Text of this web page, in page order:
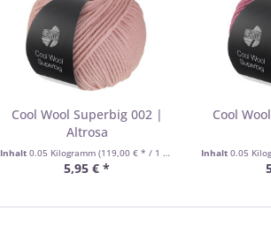
Cool Wool Superbig 002 |
Altrosa
Inhalt 0.05 Kilogramm (119,00 € * / 1 Kilogramm)
5,95 € *
Cool
Inhalt0.05